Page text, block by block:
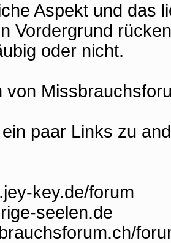
Aspekt und das
Vordergrund
oder nicht.
von
paar Links zu
key.de/forum
seelen.de